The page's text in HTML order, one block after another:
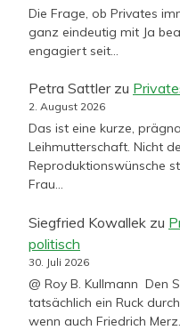
Die Frage, ob Privates
ganz eindeutig mit Ja
engagiert seit…
Petra Sattlerzu
2. August 2026
Das ist eine kurze,
Leihmutterschaft. Nicht
Reproduktionswünsche
Frau…
Siegfried Kowallek zu
politisch
30. Juli 2026
@ Roy B. Kullmann Den
tatsächlich ein Ruck
wenn auch Friedrich